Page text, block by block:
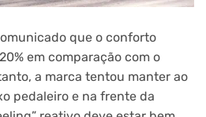
que o conforto
em comparação com o
a marca tentou manter ao
pedaleiro e na frente da